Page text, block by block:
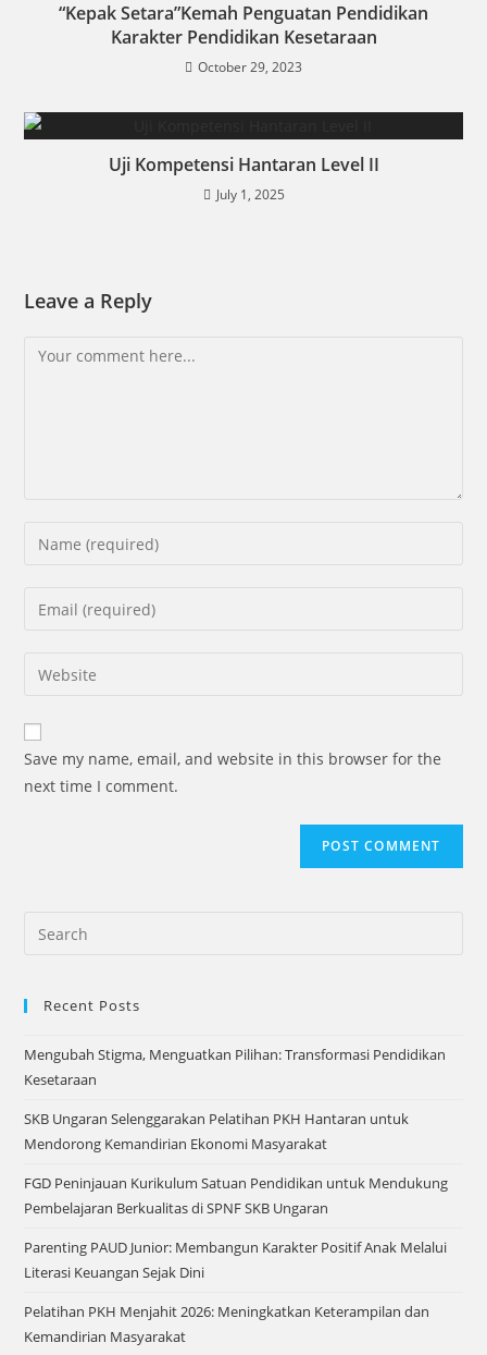
“Kepak Setara”Kemah Penguatan Pendidikan
Karakter Pendidikan Kesetaraan
October 29, 2023
Uji Kompetensi Hantaran Level II
July 1, 2025
Leave a Reply
Save my name, email, and website in this browser for the
next time I comment.
Recent Posts
Mengubah Stigma, Menguatkan Pilihan: Transformasi Pendidikan
Kesetaraan
SKB Ungaran Selenggarakan Pelatihan PKH Hantaran untuk
Mendorong Kemandirian Ekonomi Masyarakat
FGD Peninjauan Kurikulum Satuan Pendidikan untuk Mendukung
Pembelajaran Berkualitas di SPNF SKB Ungaran
Parenting PAUD Junior: Membangun Karakter Positif Anak Melalui
Literasi Keuangan Sejak Dini
Pelatihan PKH Menjahit 2026: Meningkatkan Keterampilan dan
Kemandirian Masyarakat